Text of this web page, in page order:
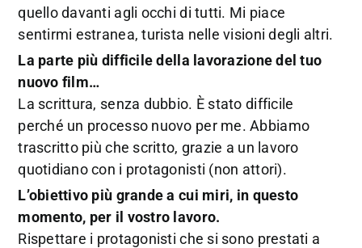
quello davanti agli occhi di tutti. Mi piace
sentirmi estranea, turista nelle visioni degli altri.
La parte più difficile della lavorazione del tuo
nuovo film…
La scrittura, senza dubbio. È stato difficile
perché un processo nuovo per me. Abbiamo
trascritto più che scritto, grazie a un lavoro
quotidiano con i protagonisti (non attori).
L’obiettivo più grande a cui miri, in questo
momento, per il vostro lavoro.
Rispettare i protagonisti che si sono prestati a